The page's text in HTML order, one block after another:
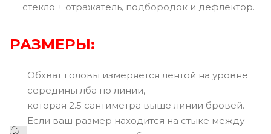
стекло + отражатель, подбородок и дефлектор.
РАЗМЕРЫ:
Обхват головы измеряется лентой на уровне
середины лба по линии,
которая 2.5 сантиметра выше линии бровей.
Если ваш размер находится на стыке между